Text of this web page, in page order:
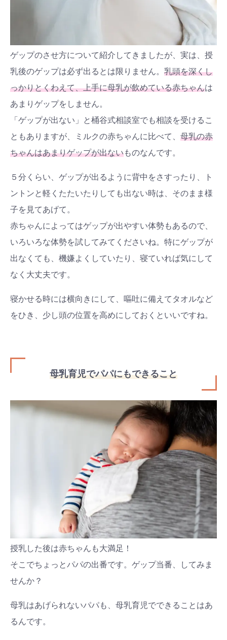
ゲップのさせ方について紹介してきましたが、実は、授
乳後のゲップは必ず出るとは限りません。 乳頭を深くし
っかりとくわえて、上手に母乳が飲めている赤ちゃんは
あまりゲップをしません。
「ゲップが出ない」と桶谷式相談室でも相談を受けるこ
ともありますが、ミルクの赤ちゃんに比べて、 母乳の赤
ちゃんはあまりゲップが出ないものなんです。
５分くらい、ゲップが出るように背中をさすったり、ト
ントンと軽くたたいたりしても出ない時は、そのまま様
子を見てあげて。
赤ちゃんによってはゲップが出やすい体勢もあるので、
いろいろな体勢を試してみてくださいね。特にゲップが
出なくても、機嫌よくしていたり、寝ていれば気にして
なく大丈夫です。
寝かせる時には横向きにして、嘔吐に備えてタオルなど
をひき、少し頭の位置を高めにしておくといいですね。
母乳育児でパパにもできること
授乳した後は赤ちゃんも大満足！
そこでちょっとパパの出番です。ゲップ当番、してみま
せんか？
母乳はあげられないパパも、母乳育児でできることはあ
るんです。
検索
#プレゼント #教育 #0歳 #母乳
#出産準備 #習いごと #発達
#離乳食
学び 暮らし